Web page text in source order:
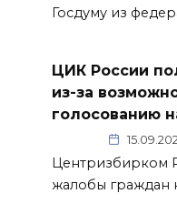
Госдуму из
ЦИК России
из-за
голосованию
Центризбирком
жалобы граждан